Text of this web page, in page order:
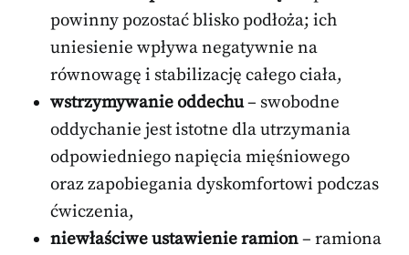
powinny pozostać blisko podłoża; ich
uniesienie wpływa negatywnie na
równowagę i stabilizację całego ciała,
wstrzymywanie oddechu– swobodne
oddychanie jest istotne dla utrzymania
odpowiedniego napięcia mięśniowego
oraz zapobiegania dyskomfortowi podczas
ćwiczenia,
niewłaściwe ustawienie ramion– ramiona